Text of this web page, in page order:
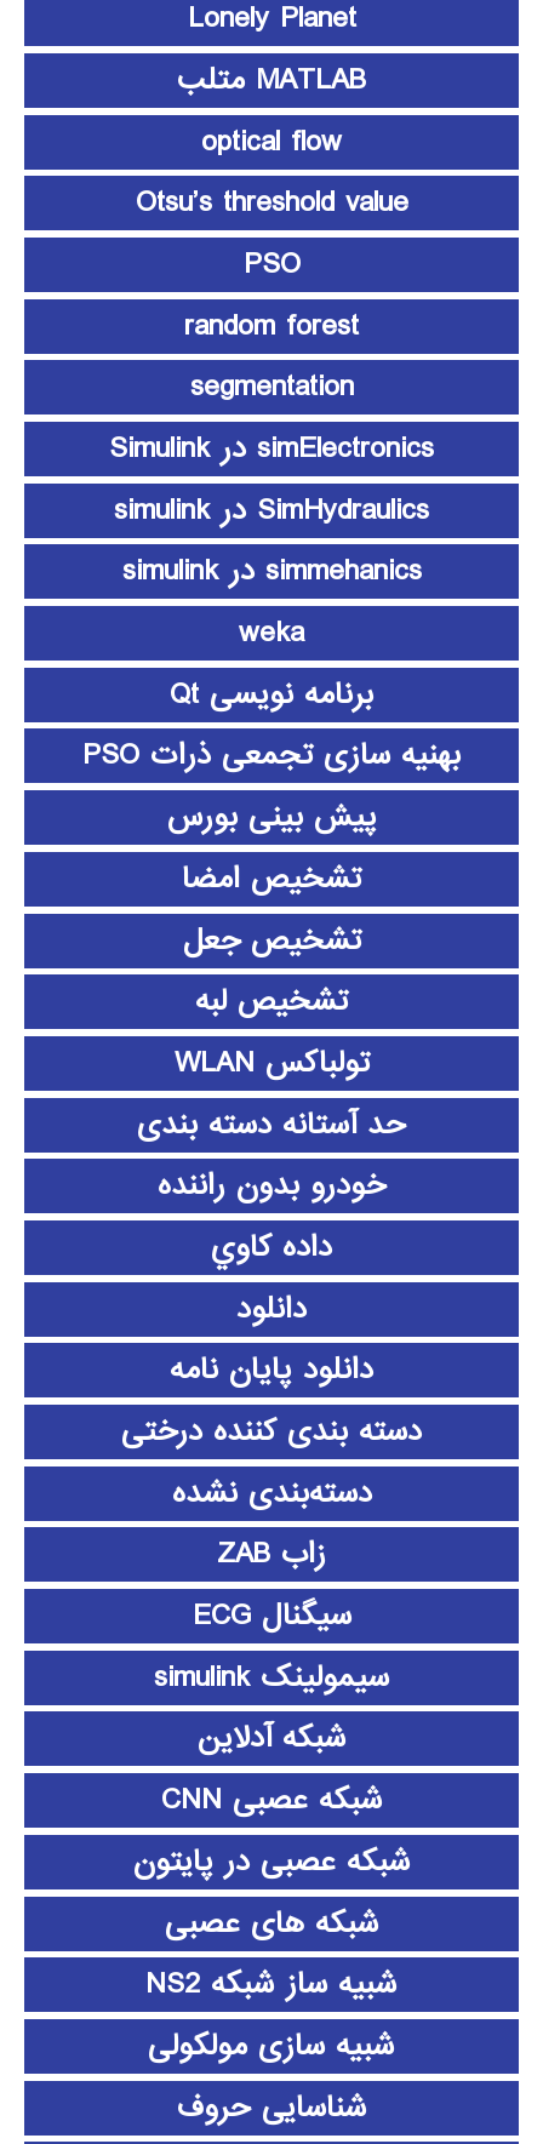
Lonely Planet
MATLAB متلب
optical flow
Otsu’s threshold value
PSO
random forest
segmentation
simElectronics در Simulink
SimHydraulics در simulink
simmehanics در simulink
weka
برنامه نویسی Qt
بهنیه سازی تجمعی ذرات PSO
پیش بینی بورس
تشخیص امضا
تشخیص جعل
تشخیص لبه
تولباکس WLAN
حد آستانه دسته بندی
خودرو بدون راننده
داده كاوي
دانلود
دانلود پايان نامه
دسته بندی کننده درختی
دسته‌بندی نشده
زاب ZAB
سیگنال ECG
سیمولینک simulink
شبکه آدلاین
شبکه عصبی CNN
شبکه عصبی در پایتون
شبکه های عصبی
شبیه ساز شبکه NS2
شبیه سازی مولکولی
شناسایی حروف